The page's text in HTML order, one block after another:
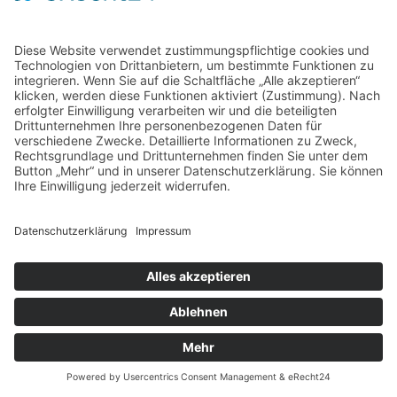
Home Kontakt
AGB
Datenschutzerklärung
Impressum